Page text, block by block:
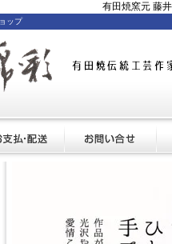
有田焼窯元 藤
ップ